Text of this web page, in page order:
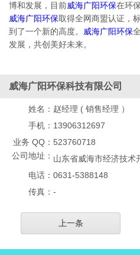
博和发展，目前威海广阳环保在环
威海广阳环保取得全网商盟认证，
到了一个新的高度。
威海广阳环保
发展，共创美好未来。
威海广阳环保科技有限公司
姓名： 赵经理 ( 销售经理 ）
手机： 13906312697
业务 QQ： 523760718
公司地址： 山东省威海市经济技术
电话： 0631-5388148
传真： -
上一条